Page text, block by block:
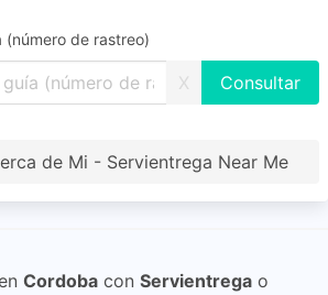
(número de rastreo)
X
de Mi - Servientrega Near Me
Cordoba con Servientrega o